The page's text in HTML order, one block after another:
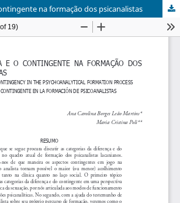
na formação dos psicanalistas